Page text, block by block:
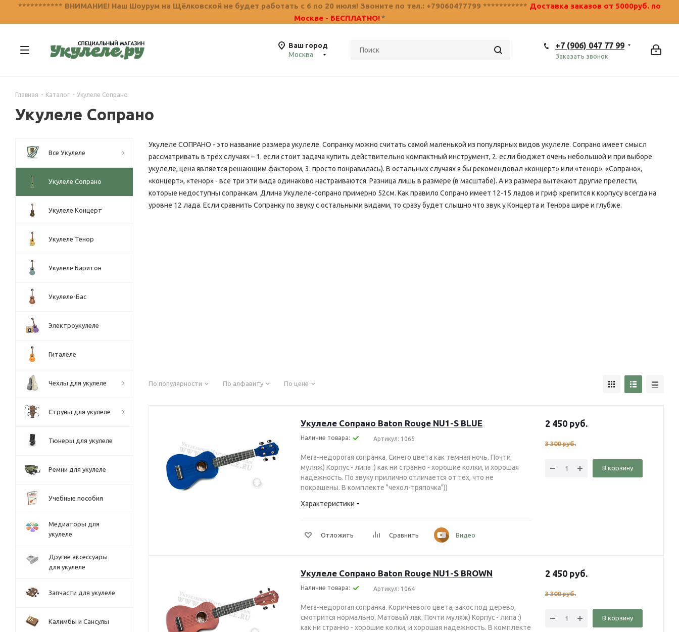
*********** ВНИМАНИЕ! Наш Шоурум на Щёлковской не будет работать с 6 по 20 июля! Звоните по тел.: +79060477799 *********** Доставка заказов от 5000руб. по
Москве - БЕСПЛАТНО!*
Ваш город
Москва
+7 (906) 047 77 99
Заказать звонок
Главная - Каталог - Укулеле Сопрано
Укулеле Сопрано
Укулеле СОПРАНО - это название размера укулеле. Сопранку можно считать самой маленькой из популярных видов укулеле. Сопрано имеет смысл
рассматривать в трёх случаях – 1. если стоит задача купить действительно компактный инструмент, 2. если бюджет очень небольшой и при выборе
укулеле, цена является решающим фактором, 3. просто понравилась). В остальных случаях я бы рекомендовал «концерт» или «тенор». «Сопрано»,
«концерт», «тенор» - все три эти вида одинаково настраиваются. Разница лишь в размере (в масштабе). А из размера вытекают другие прелести,
которые недоступны сопранкам. Длина Укулеле-сопрано примерно 52см. Как правило Сопрано имеет 12-15 ладов и гриф крепится к корпусу всегда на
уровне 12 лада. Если сравнить Сопранку по звуку с остальными видами, то сразу будет слышно что звук у Концерта и Тенора шире и глубже.
По популярности По алфавиту По цене
Укулеле Сопрано Baton Rouge NU1-S BLUE
Наличие товара: Артикул: 1065
Мега-недорогая сопранка. Синего цвета как темная ночь. Почти
муляж) Корпус - липа :) как ни странно - хорошие колки, и хорошая
надежность. По звуку прилично отличается от тех, что не
покрашены. В комплекте "чехол-тряпочка"))
Характеристики
Отложить Сравнить Видео
2 450 руб.
3 300руб.
В корзину
Укулеле Сопрано Baton Rouge NU1-S BROWN
Наличие товара: Артикул: 1064
Мега-недорогая сопранка. Коричневого цвета, закос под дерево,
смотрится нормально. Матовый лак. Почти муляж) Корпус - липа :)
как ни странно - хорошие колки, и хорошая надежность. В комплекте
2 450 руб.
3 300руб.
В корзину
Все Укулеле
Укулеле Сопрано
Укулеле Концерт
Укулеле Тенор
Укулеле Баритон
Укулеле-Бас
Электроукулеле
Гиталеле
Чехлы для укулеле
Струны для укулеле
Тюнеры для укулеле
Ремни для укулеле
Учебные пособия
Медиаторы для
укулеле
Другие аксессуары
для укулеле
Запчасти для укулеле
Калимбы и Сансулы